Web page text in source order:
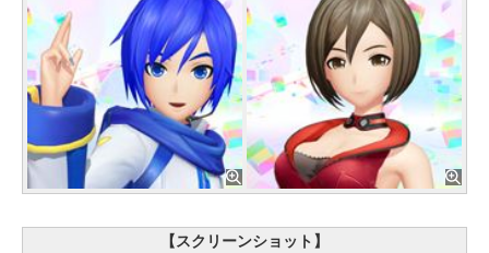
【スクリーンショット】